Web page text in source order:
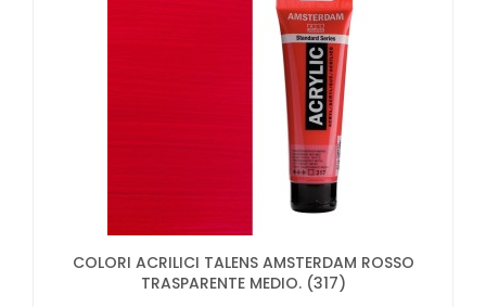
COLORI ACRILICI TALENS AMSTERDAM ROSSO
TRASPARENTE MEDIO. (317)